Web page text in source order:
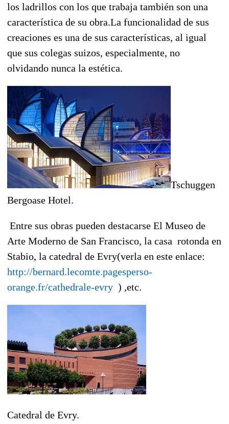
los ladrillos con los que trabaja también son una
característica de su obra.La funcionalidad de sus
creaciones es una de sus características, al igual
que sus colegas suizos, especialmente, no
olvidando nunca la estética.
Tschuggen
Bergoase Hotel.
Entre sus obras pueden destacarse El Museo de
Arte Moderno de San Francisco, la casa rotonda en
Stabio, la catedral de Evry(verla en este enlace:
http://bernard.lecomte.pagesperso-
orange.fr/cathedrale-evry ) ,etc.
Catedral de Evry.